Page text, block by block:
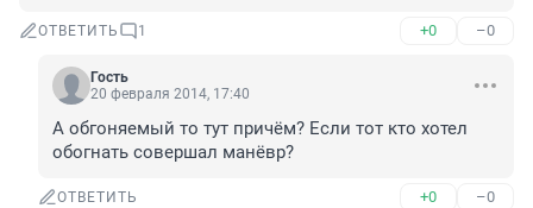
ОТВЕТИТЬ 1 +0 –0
Гость
20 февраля 2014, 17:40
А обгоняемый то тут причём? Если тот кто хотел
обогнать совершал манёвр?
ОТВЕТИТЬ +0 –0